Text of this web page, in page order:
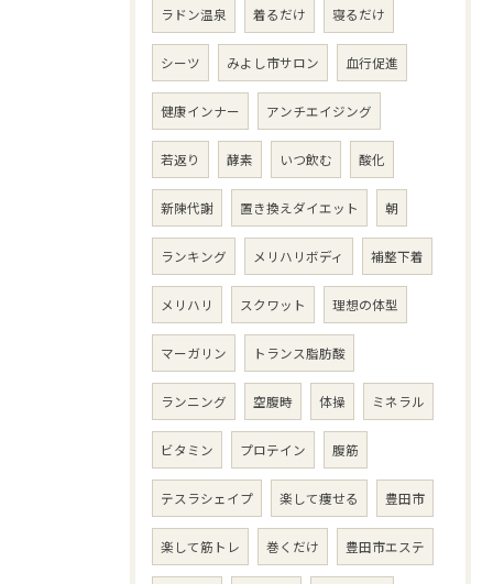
ラドン温泉 着るだけ 寝るだけ
シーツ みよし市サロン 血行促進
健康インナー アンチエイジング
若返り 酵素 いつ飲む 酸化
新陳代謝 置き換えダイエット 朝
ランキング メリハリボディ 補整下着
メリハリ スクワット 理想の体型
マーガリン トランス脂肪酸
ランニング 空腹時 体操 ミネラル
ビタミン プロテイン 腹筋
テスラシェイプ 楽して痩せる 豊田市
楽して筋トレ 巻くだけ 豊田市エステ